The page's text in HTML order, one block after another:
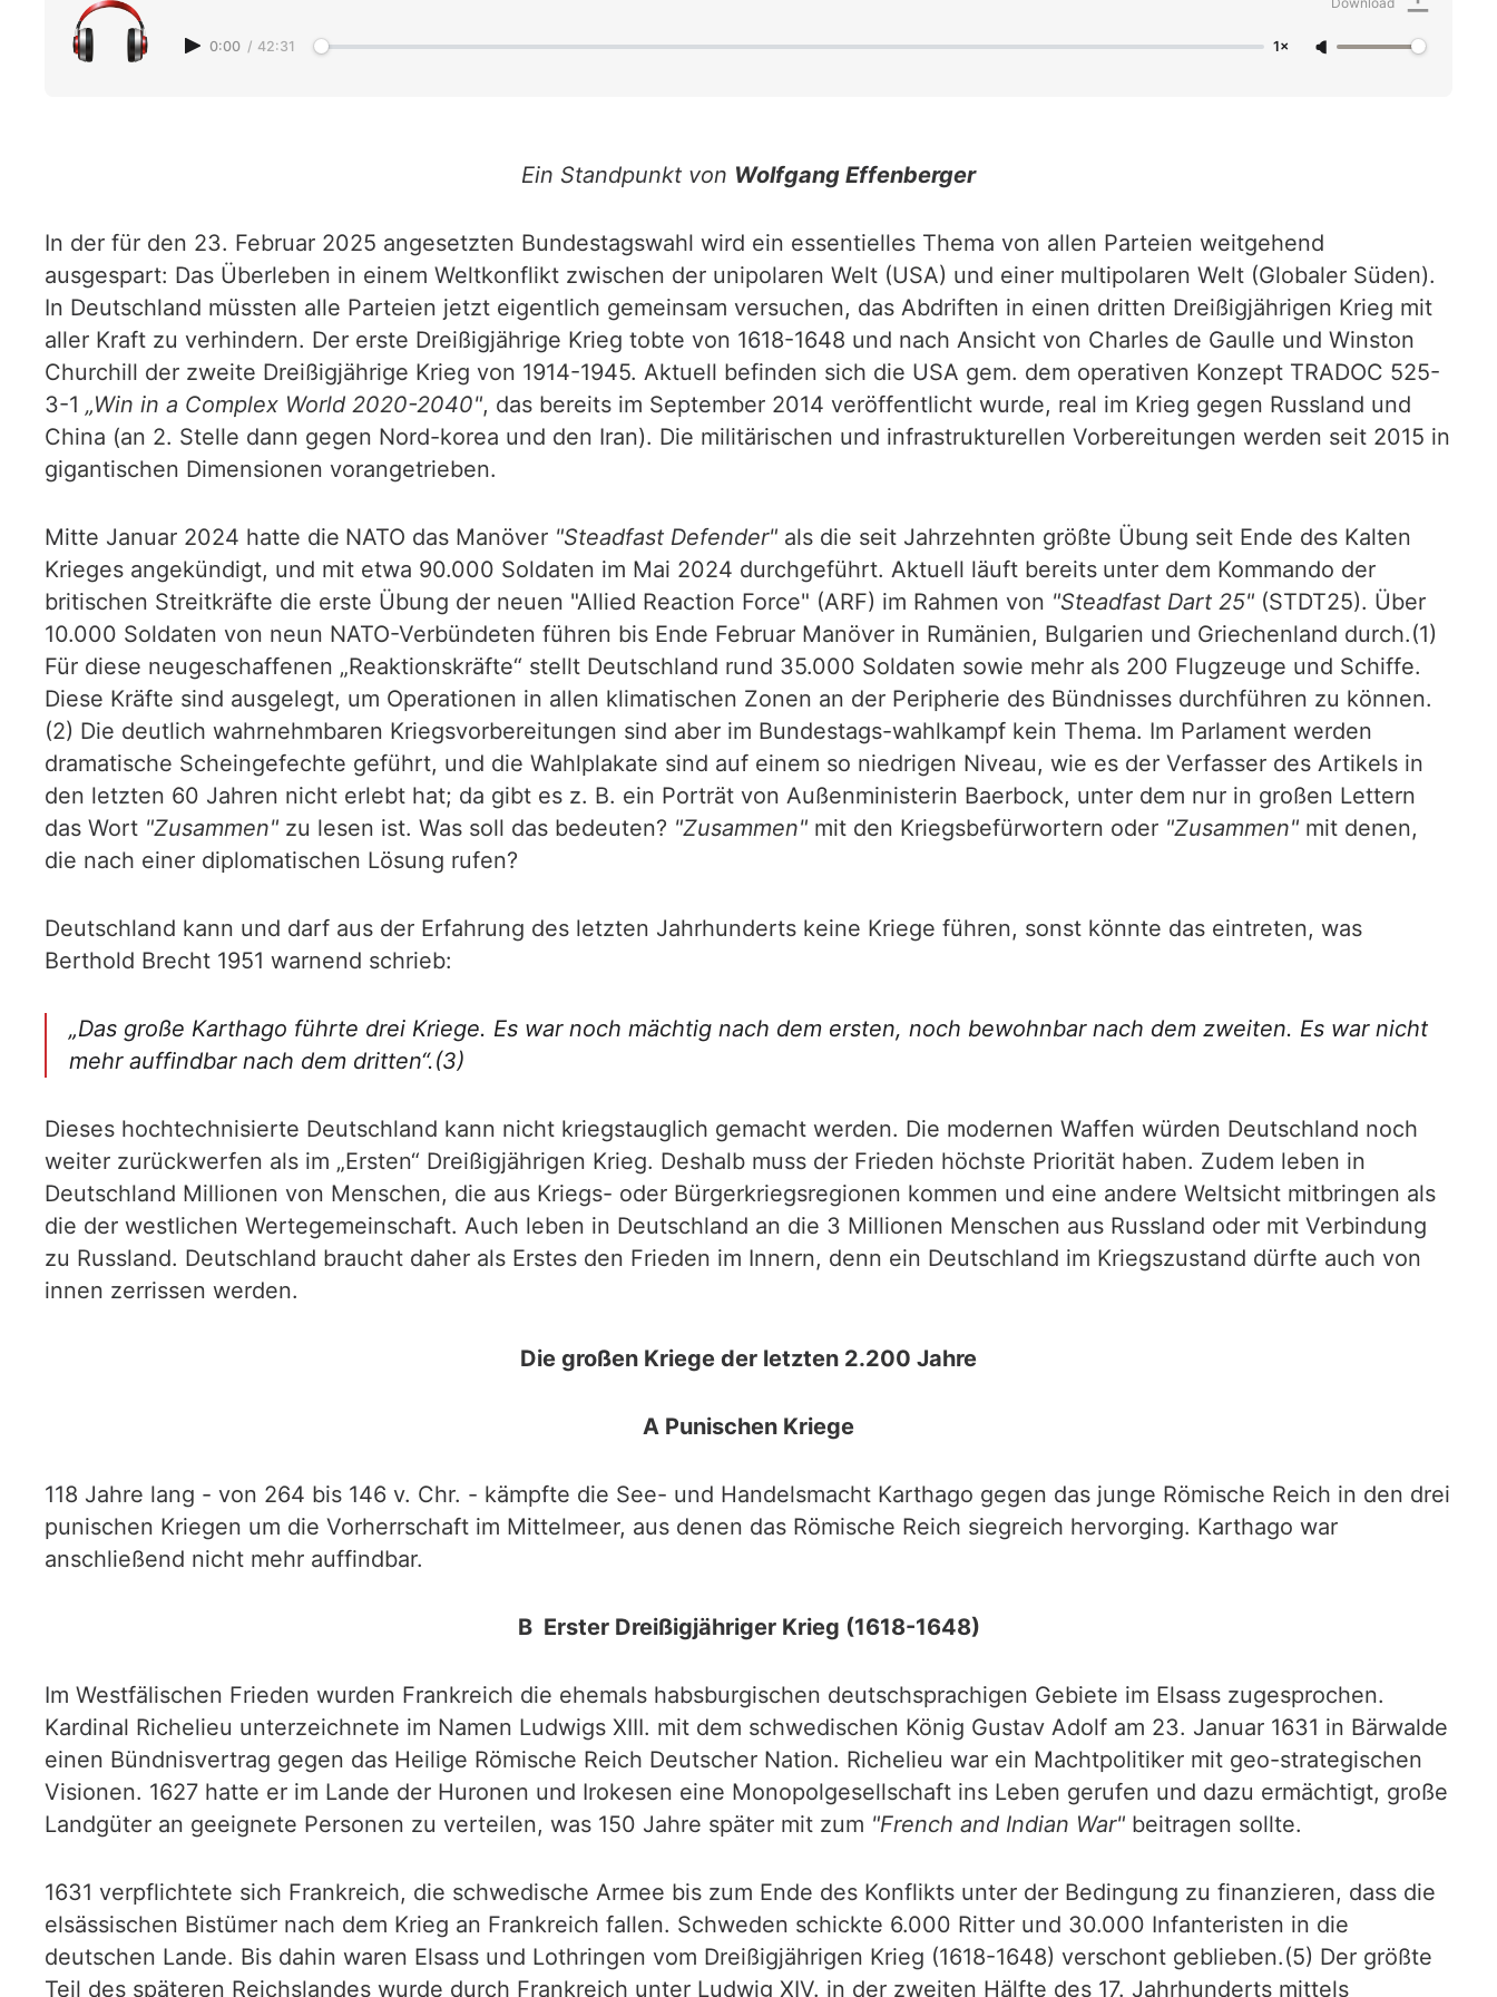
0:00 / 42:31 1×
Ein Standpunkt von Wolfgang Effenberger
In der für den 23. Februar 2025 angesetzten Bundestagswahl wird ein essentielles Thema von allen Parteien weitgehend
ausgespart: Das Überleben in einem Weltkonflikt zwischen der unipolaren Welt (USA) und einer multipolaren Welt (Globaler Süden).
In Deutschland müssten alle Parteien jetzt eigentlich gemeinsam versuchen, das Abdriften in einen dritten Dreißigjährigen Krieg mit
aller Kraft zu verhindern. Der erste Dreißigjährige Krieg tobte von 1618-1648 und nach Ansicht von Charles de Gaulle und Winston
Churchill der zweite Dreißigjährige Krieg von 1914-1945. Aktuell befinden sich die USA gem. dem operativen Konzept TRADOC 525-
3-1 „Win in a Complex World 2020-2040", das bereits im September 2014 veröffentlicht wurde, real im Krieg gegen Russland und
China (an 2. Stelle dann gegen Nord-korea und den Iran). Die militärischen und infrastrukturellen Vorbereitungen werden seit 2015 in
gigantischen Dimensionen vorangetrieben.
Mitte Januar 2024 hatte die NATO das Manöver "Steadfast Defender" als die seit Jahrzehnten größte Übung seit Ende des Kalten
Krieges angekündigt, und mit etwa 90.000 Soldaten im Mai 2024 durchgeführt. Aktuell läuft bereits unter dem Kommando der
britischen Streitkräfte die erste Übung der neuen "Allied Reaction Force" (ARF) im Rahmen von "Steadfast Dart 25" (STDT25). Über
10.000 Soldaten von neun NATO-Verbündeten führen bis Ende Februar Manöver in Rumänien, Bulgarien und Griechenland durch.(1)
Für diese neugeschaffenen „Reaktionskräfte“ stellt Deutschland rund 35.000 Soldaten sowie mehr als 200 Flugzeuge und Schiffe.
Diese Kräfte sind ausgelegt, um Operationen in allen klimatischen Zonen an der Peripherie des Bündnisses durchführen zu können.
(2) Die deutlich wahrnehmbaren Kriegsvorbereitungen sind aber im Bundestags-wahlkampf kein Thema. Im Parlament werden
dramatische Scheingefechte geführt, und die Wahlplakate sind auf einem so niedrigen Niveau, wie es der Verfasser des Artikels in
den letzten 60 Jahren nicht erlebt hat; da gibt es z. B. ein Porträt von Außenministerin Baerbock, unter dem nur in großen Lettern
das Wort "Zusammen" zu lesen ist. Was soll das bedeuten? "Zusammen" mit den Kriegsbefürwortern oder "Zusammen" mit denen,
die nach einer diplomatischen Lösung rufen?
Deutschland kann und darf aus der Erfahrung des letzten Jahrhunderts keine Kriege führen, sonst könnte das eintreten, was
Berthold Brecht 1951 warnend schrieb:
„Das große Karthago führte drei Kriege. Es war noch mächtig nach dem ersten, noch bewohnbar nach dem zweiten. Es war nicht
mehr auffindbar nach dem dritten“.(3)
Dieses hochtechnisierte Deutschland kann nicht kriegstauglich gemacht werden. Die modernen Waffen würden Deutschland noch
weiter zurückwerfen als im „Ersten“ Dreißigjährigen Krieg. Deshalb muss der Frieden höchste Priorität haben. Zudem leben in
Deutschland Millionen von Menschen, die aus Kriegs- oder Bürgerkriegsregionen kommen und eine andere Weltsicht mitbringen als
die der westlichen Wertegemeinschaft. Auch leben in Deutschland an die 3 Millionen Menschen aus Russland oder mit Verbindung
zu Russland. Deutschland braucht daher als Erstes den Frieden im Innern, denn ein Deutschland im Kriegszustand dürfte auch von
innen zerrissen werden.
Die großen Kriege der letzten 2.200 Jahre
A Punischen Kriege
118 Jahre lang - von 264 bis 146 v. Chr. - kämpfte die See- und Handelsmacht Karthago gegen das junge Römische Reich in den drei
punischen Kriegen um die Vorherrschaft im Mittelmeer, aus denen das Römische Reich siegreich hervorging. Karthago war
anschließend nicht mehr auffindbar.
B Erster Dreißigjähriger Krieg (1618-1648)
Im Westfälischen Frieden wurden Frankreich die ehemals habsburgischen deutschsprachigen Gebiete im Elsass zugesprochen.
Kardinal Richelieu unterzeichnete im Namen Ludwigs XIII. mit dem schwedischen König Gustav Adolf am 23. Januar 1631 in Bärwalde
einen Bündnisvertrag gegen das Heilige Römische Reich Deutscher Nation. Richelieu war ein Machtpolitiker mit geo-strategischen
Visionen. 1627 hatte er im Lande der Huronen und Irokesen eine Monopolgesellschaft ins Leben gerufen und dazu ermächtigt, große
Landgüter an geeignete Personen zu verteilen, was 150 Jahre später mit zum "French and Indian War" beitragen sollte.
1631 verpflichtete sich Frankreich, die schwedische Armee bis zum Ende des Konflikts unter der Bedingung zu finanzieren, dass die
elsässischen Bistümer nach dem Krieg an Frankreich fallen. Schweden schickte 6.000 Ritter und 30.000 Infanteristen in die
deutschen Lande. Bis dahin waren Elsass und Lothringen vom Dreißigjährigen Krieg (1618-1648) verschont geblieben.(5) Der größte
Teil des späteren Reichslandes wurde durch Frankreich unter Ludwig XIV. in der zweiten Hälfte des 17. Jahrhunderts mittels